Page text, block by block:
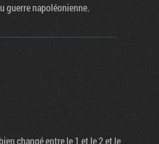
guerre napoléonienne.
changé entre le 1 et le 2 et le